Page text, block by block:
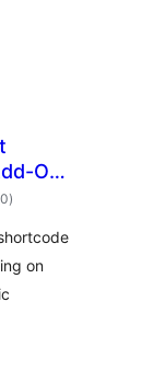
On
toplam
puan
)
on